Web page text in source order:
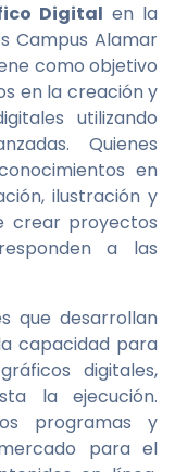
Digital en la
Campus Alamar
como objetivo
en la creación y
utilizando
Quienes
en
ilustración y
crear proyectos
a las
que desarrollan
capacidad para
digitales,
la ejecución.
programas y
para el